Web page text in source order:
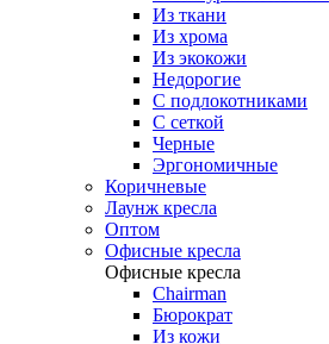
Из ткани
Из хрома
Из экокожи
Недорогие
С подлокотниками
С сеткой
Черные
Эргономичные
Коричневые
Лаунж кресла
Оптом
Офисные кресла
Офисные кресла
Chairman
Бюрократ
Из кожи